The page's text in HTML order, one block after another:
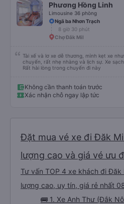
Phương Hồng Linh
Limousine 36 phòng
Ngã ba Nhơn Trạch
8 giờ 30 phút
Chợ Đắk Mil
Tài xế và lơ xe dễ thương, mình kẹt xe
chuyến, rất nhẹ nhàng và lịch sự. Xe
Rất hài lòng trong chuyến đi này
Không cần thanh toán trước
Xác nhận chỗ ngay lập tức
Đặt mua vé xe đi Đăk
lượng cao và giá vé ưu
Tư vấn TOP 4 xe khách đi
lượng cao, uy tín, giá rẻ nhất
🚌 1. Xe Anh Thư (Đắk